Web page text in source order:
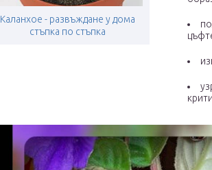
Каланхое - развъждане у дома
стъпка по стъпка